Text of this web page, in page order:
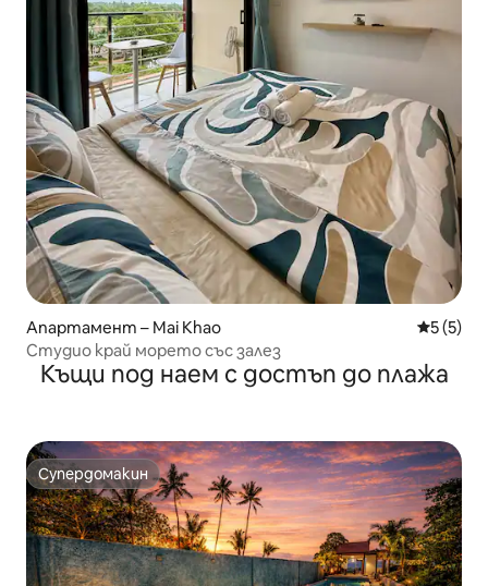
Апартамент – Mai Khao Средна
5 (5)
Студио край морето със залез
Къщи под наем с достъп до плажа
Супердомакин
Супердомакин